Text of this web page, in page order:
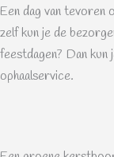
Een dag van tevoren
zelf kun je de
feestdagen? Dan kun
ophaalservice.